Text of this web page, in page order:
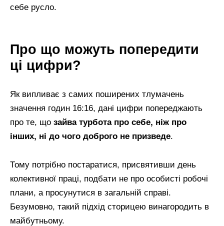
себе русло.
Про що можуть попередити
ці цифри?
Як випливає з самих поширених тлумачень
значення годин 16:16, дані цифри попереджають
про те, що зайва турбота про себе, ніж про
інших, ні до чого доброго не призведе.
Тому потрібно постаратися, присвятивши день
колективної праці, подбати не про особисті робочі
плани, а просунутися в загальній справі.
Безумовно, такий підхід сторицею винагородить в
майбутньому.